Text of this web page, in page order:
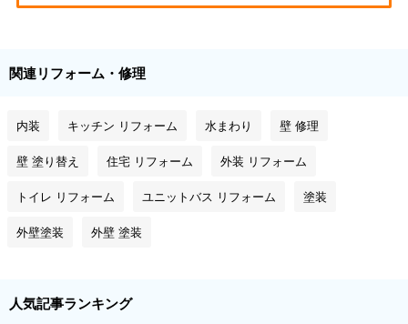
関連リフォーム・修理
内装 キッチン リフォーム 水まわり 壁 修理
壁 塗り替え 住宅 リフォーム 外装 リフォーム
トイレ リフォーム ユニットバス リフォーム 塗装
外壁塗装 外壁 塗装
人気記事ランキング